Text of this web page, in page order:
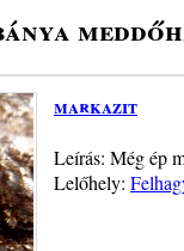
markazit
Leírás: Még ép
Lelőhely: